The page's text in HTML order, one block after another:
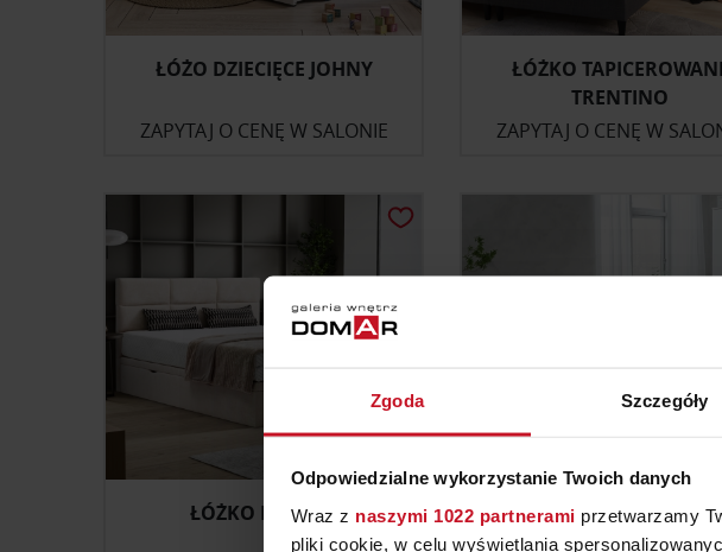
Zgoda Szczegóły
Odpowiedzialne wykorzystanie Twoich danych
Wraz z naszymi 1022 partnerami przetwarzamy
pliki cookie, w celu wyświetlania
ŁÓŻO DZIECIĘCE JOHNY
ZAPYTAJ O CENĘ W SALONIE
ŁÓŻKO
TRENTINO
ZAPYTAJ O CENĘ W
ŁÓŻKO NEVADA RAMA ŁÓŻKA OLSKER